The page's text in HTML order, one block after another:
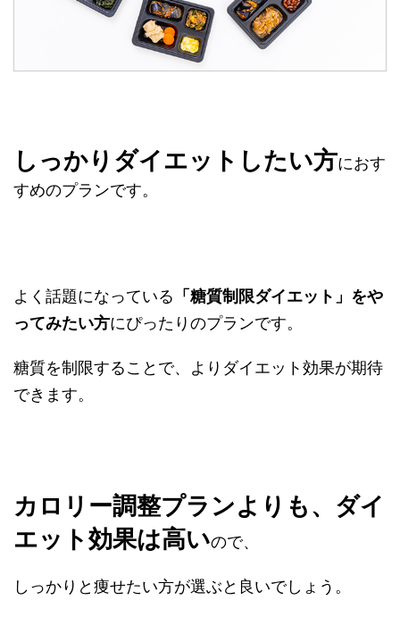
しっかりダイエットしたい方におす
すめのプランです。
よく話題になっている 「糖質制限ダイエット」をや
ってみたい方にぴったりのプランです。
糖質を制限することで、よりダイエット効果が期待
できます。
カロリー調整プランよりも、ダイ
エット効果は高いので、
しっかりと痩せたい方が選ぶと良いでしょう。